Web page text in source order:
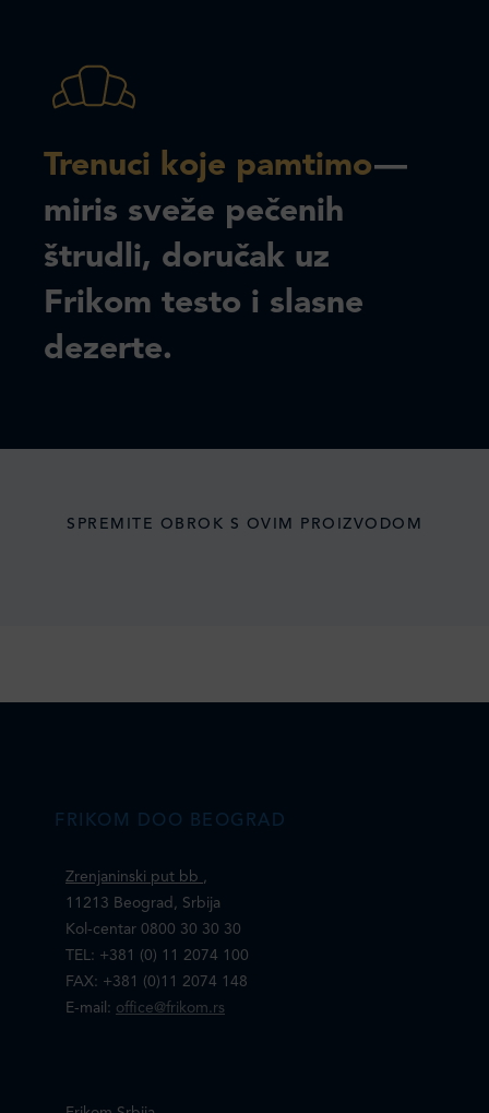
Trenuci koje pamtimo—
miris sveže pečenih
štrudli, doručak uz
Frikom testo i slasne
dezerte.
SPREMITE OBROK S OVIM PROIZVODOM
FRIKOM DOO BEOGRAD
Zrenjaninski put bb ,
11213 Beograd, Srbija
Kol-centar 0800 30 30 30
TEL: +381 (0) 11 2074 100
FAX: +381 (0)11 2074 148
E-mail: office@frikom.rs